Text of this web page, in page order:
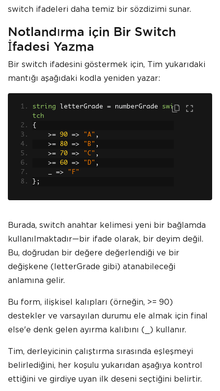
switch ifadeleri daha temiz bir sözdizimi sunar.
Notlandırma için Bir Switch
İfadesi Yazma
Bir switch ifadesini göstermek için, Tim yukarıdaki
mantığı aşağıdaki kodla yeniden yazar:
string letterGrade = numberGrade swi
tch
{
>=
90 => "A" ,
>=
80 => "B" ,
>=
70 => "C" ,
>=
60 => "D" ,
=>
"F"
};
Burada, switch anahtar kelimesi yeni bir bağlamda
kullanılmaktadır—bir ifade olarak, bir deyim değil.
Bu, doğrudan bir değere değerlendiği ve bir
değişkene (letterGrade gibi) atanabileceği
anlamına gelir.
Bu form, ilişkisel kalıpları (örneğin, >= 90)
destekler ve varsayılan durumu ele almak için final
else'e denk gelen ayırma kalıbını (_) kullanır.
Tim, derleyicinin çalıştırma sırasında eşleşmeyi
belirlediğini, her koşulu yukarıdan aşağıya kontrol
ettiğini ve girdiye uyan ilk deseni seçtiğini belirtir.